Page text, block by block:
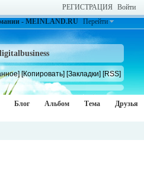
РЕГИСТРАЦИЯ Войти
- MEINLAND.RU Перейти
[Копировать] [Закладки] [RSS]
Блог Альбом Тема Друзья